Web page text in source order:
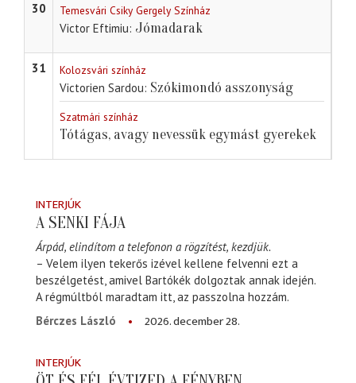
30
Temesvári Csiky Gergely Színház
Victor Eftimiu Jómadarak
31 Kolozsvári színház
Victorien Sardou Szókimondó asszonyság
Szatmári színház
Tótágas, avagy nevessük egymást gyerekek
INTERJÚK
A SENKI FÁJA
Árpád, elindítom a telefonon a rögzítést, kezdjük.
– Velem ilyen tekerős izével kellene felvenni ezt a
beszélgetést, amivel Bartókék dolgoztak annak idején.
A régmúltból maradtam itt, az passzolna hozzám.
Bérczes László
2026. december 28.
INTERJÚK